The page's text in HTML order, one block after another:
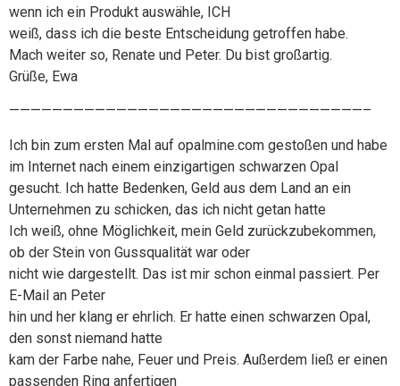
wenn ich ein Produkt auswähle, ICH
weiß, dass ich die beste Entscheidung getroffen habe.
Mach weiter so, Renate und Peter. Du bist großartig.
Grüße, Ewa
—————————————————————————————————–
Ich bin zum ersten Mal auf opalmine.com gestoßen und habe
im Internet nach einem einzigartigen schwarzen Opal
gesucht. Ich hatte Bedenken, Geld aus dem Land an ein
Unternehmen zu schicken, das ich nicht getan hatte
Ich weiß, ohne Möglichkeit, mein Geld zurückzubekommen,
ob der Stein von Gussqualität war oder
nicht wie dargestellt. Das ist mir schon einmal passiert. Per
E-Mail an Peter
hin und her klang er ehrlich. Er hatte einen schwarzen Opal,
den sonst niemand hatte
kam der Farbe nahe, Feuer und Preis. Außerdem ließ er einen
passenden Ring anfertigen